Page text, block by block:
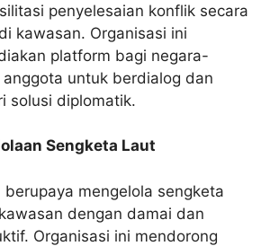
penyelesaian konflik secara
kawasan. Organisasi ini
platform bagi negara-
anggota untuk berdialog dan
solusi diplomatik.
Sengketa Laut
berupaya mengelola sengketa
dengan damai dan
Organisasi ini mendorong